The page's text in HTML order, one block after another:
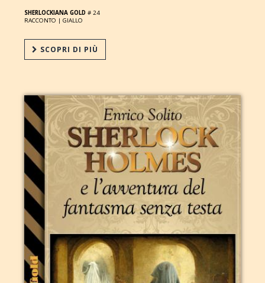
SHERLOCKIANA GOLD # 24
RACCONTO |GIALLO
SCOPRI DI PIÙ